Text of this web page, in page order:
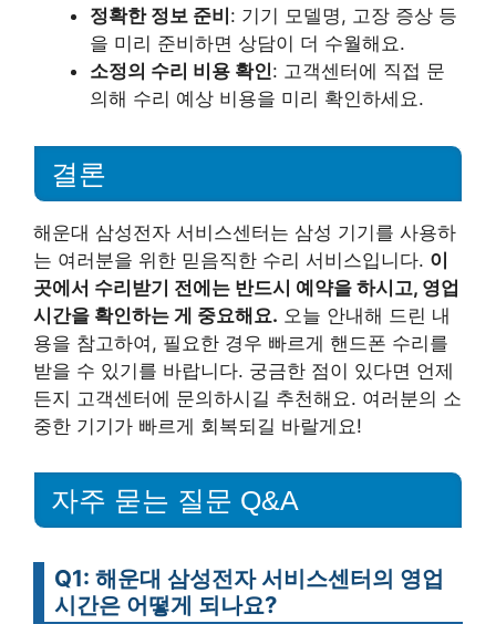
정확한 정보 준비: 기기 모델명, 고장 증상 등
을 미리 준비하면 상담이 더 수월해요.
소정의 수리 비용 확인: 고객센터에 직접 문
의해 수리 예상 비용을 미리 확인하세요.
결론
해운대 삼성전자 서비스센터는 삼성 기기를 사용하
는 여러분을 위한 믿음직한 수리 서비스입니다. 이
곳에서 수리받기 전에는 반드시 예약을 하시고, 영업
시간을 확인하는 게 중요해요. 오늘 안내해 드린 내
용을 참고하여, 필요한 경우 빠르게 핸드폰 수리를
받을 수 있기를 바랍니다. 궁금한 점이 있다면 언제
든지 고객센터에 문의하시길 추천해요. 여러분의 소
중한 기기가 빠르게 회복되길 바랄게요!
자주 묻는 질문 Q&A
Q1: 해운대 삼성전자 서비스센터의 영업
시간은 어떻게 되나요?